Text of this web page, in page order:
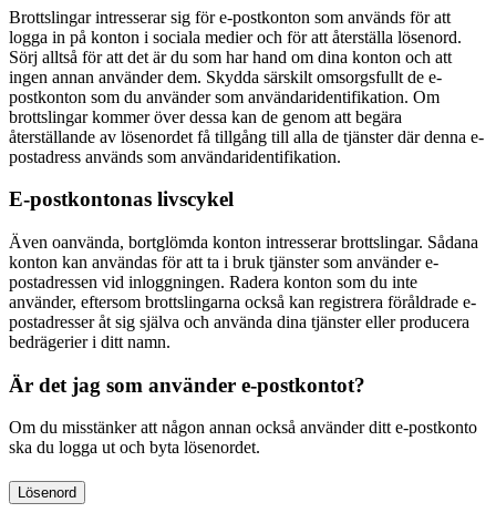
Brottslingar intresserar sig för e-postkonton som används för att
logga in på konton i sociala medier och för att återställa lösenord.
Sörj alltså för att det är du som har hand om dina konton och att
ingen annan använder dem. Skydda särskilt omsorgsfullt de e-
postkonton som du använder som användaridentifikation. Om
brottslingar kommer över dessa kan de genom att begära
återställande av lösenordet få tillgång till alla de tjänster där denna e-
postadress används som användaridentifikation.
E-postkontonas livscykel
Även oanvända, bortglömda konton intresserar brottslingar. Sådana
konton kan användas för att ta i bruk tjänster som använder e-
postadressen vid inloggningen. Radera konton som du inte
använder, eftersom brottslingarna också kan registrera föråldrade e-
postadresser åt sig själva och använda dina tjänster eller producera
bedrägerier i ditt namn.
Är det jag som använder e-postkontot?
Om du misstänker att någon annan också använder ditt e-postkonto
ska du logga ut och byta lösenordet.
Lösenord